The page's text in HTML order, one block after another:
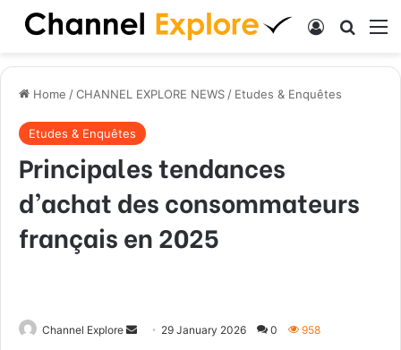
Log In
Home /CHANNEL EXPLORE NEWS / Etudes & Enquêtes
Etudes & Enquêtes
Principales tendances
d’achat des consommateurs
français en 2025
Channel Explore 29 January 2026 0 958